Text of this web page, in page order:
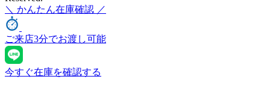
＼ かんたん在庫確認 ／
ご来店3分でお渡し可能
今すぐ在庫を確認する